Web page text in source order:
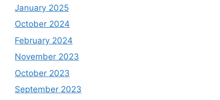
January 2025
October 2024
February 2024
November 2023
October 2023
September 2023